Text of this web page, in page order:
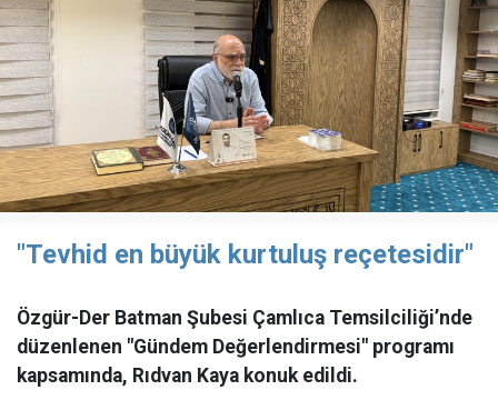
"Tevhid en büyük kurtuluş reçetesidir"
Özgür-Der Batman Şubesi Çamlıca Temsilciliği’nde
düzenlenen "Gündem Değerlendirmesi" programı
kapsamında, Rıdvan Kaya konuk edildi.